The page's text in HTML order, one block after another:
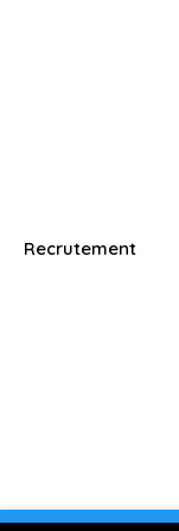
Recrutement